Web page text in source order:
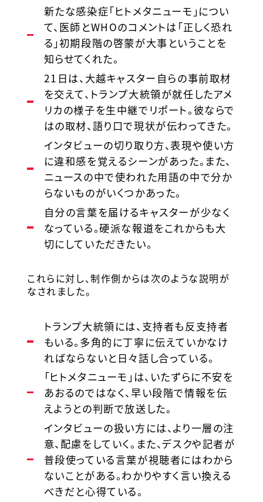
新たな感染症「ヒトメタニューモ」につい
て、医師とWHOのコメントは「正しく恐れ
る」初期段階の啓蒙が大事ということを
知らせてくれた。
21日は、大越キャスター自らの事前取材
を交えて、トランプ大統領が就任したアメ
リカの様子を生中継でリポート。彼ならで
はの取材、語り口で現状が伝わってきた。
インタビューの切り取り方、表現や使い方
に違和感を覚えるシーンがあった。また、
ニュースの中で使われた用語の中で分か
らないものがいくつかあった。
自分の言葉を届けるキャスターが少なく
なっている。硬派な報道をこれからも大
切にしていただきたい。
これらに対し、制作側からは次のような説明が
なされました。
トランプ大統領には、支持者も反支持者
もいる。多角的に丁寧に伝えていかなけ
ればならないと日々話し合っている。
「ヒトメタニューモ」は、いたずらに不安を
あおるのではなく、早い段階で情報を伝
えようとの判断で放送した。
インタビューの扱い方には、より一層の注
意、配慮をしていく。また、デスクや記者が
普段使っている言葉が視聴者にはわから
ないことがある。わかりやすく言い換える
べきだと心得ている。